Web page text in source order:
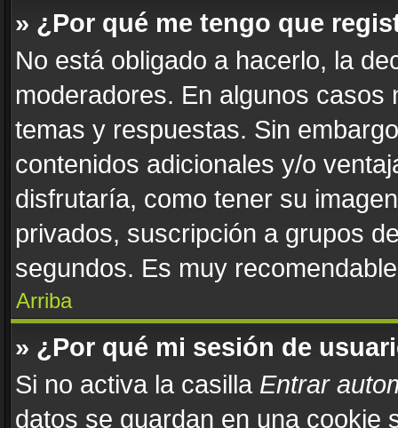
» ¿Por qué me tengo que
No está obligado a hacerlo, la
moderadores. En algunos
temas y respuestas. Sin
contenidos adicionales y/o
disfrutaría, como tener su
privados, suscripción a grupos
segundos. Es muy
Arriba
» ¿Por qué mi sesión de
Si no activa la casilla Entrar
datos se guardan en una cookie